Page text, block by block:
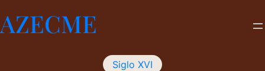
al
contenido
AZECME
Siglo XVI